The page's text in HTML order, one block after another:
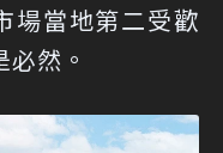
場當地第二受歡
然。